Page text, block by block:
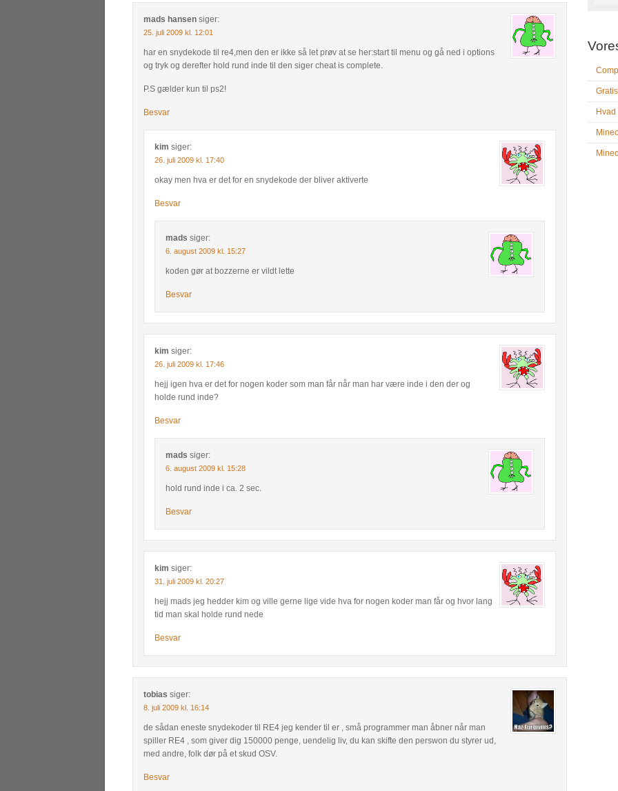
mads hansen siger:
25. juli 2009 kl. 12:01
har en snydekode til re4,men den er ikke så let prøv at se her:start til menu og gå ned i options
og tryk og derefter hold rund inde til den siger cheat is complete.
P.S gælder kun til ps2!
Besvar
kim siger:
26. juli 2009 kl. 17:40
okay men hva er det for en snydekode der bliver aktiverte
Besvar
mads siger:
6. august 2009 kl. 15:27
koden gør at bozzerne er vildt lette
Besvar
kim siger:
26. juli 2009 kl. 17:46
hejj igen hva er det for nogen koder som man får når man har være inde i den der og
holde rund inde?
Besvar
mads siger:
6. august 2009 kl. 15:28
hold rund inde i ca. 2 sec.
Besvar
kim siger:
31. juli 2009 kl. 20:27
hejj mads jeg hedder kim og ville gerne lige vide hva for nogen koder man får og hvor lang
tid man skal holde rund nede
Besvar
tobias siger:
8. juli 2009 kl. 16:14
de sådan eneste snydekoder til RE4 jeg kender til er , små programmer man åbner når man
spiller RE4 , som giver dig 150000 penge, uendelig liv, du kan skifte den perswon du styrer ud,
med andre, folk dør på et skud OSV.
Besvar
Hvad